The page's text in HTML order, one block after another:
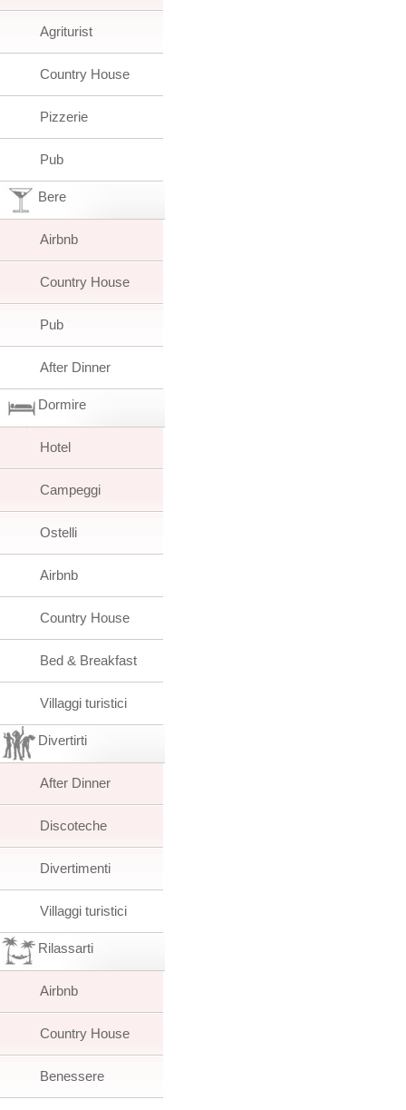
Agriturist
Country House
Pizzerie
Pub
Bere
Airbnb
Country House
Pub
After Dinner
Dormire
Hotel
Campeggi
Ostelli
Airbnb
Country House
Bed & Breakfast
Villaggi turistici
Divertirti
After Dinner
Discoteche
Divertimenti
Villaggi turistici
Rilassarti
Airbnb
Country House
Benessere